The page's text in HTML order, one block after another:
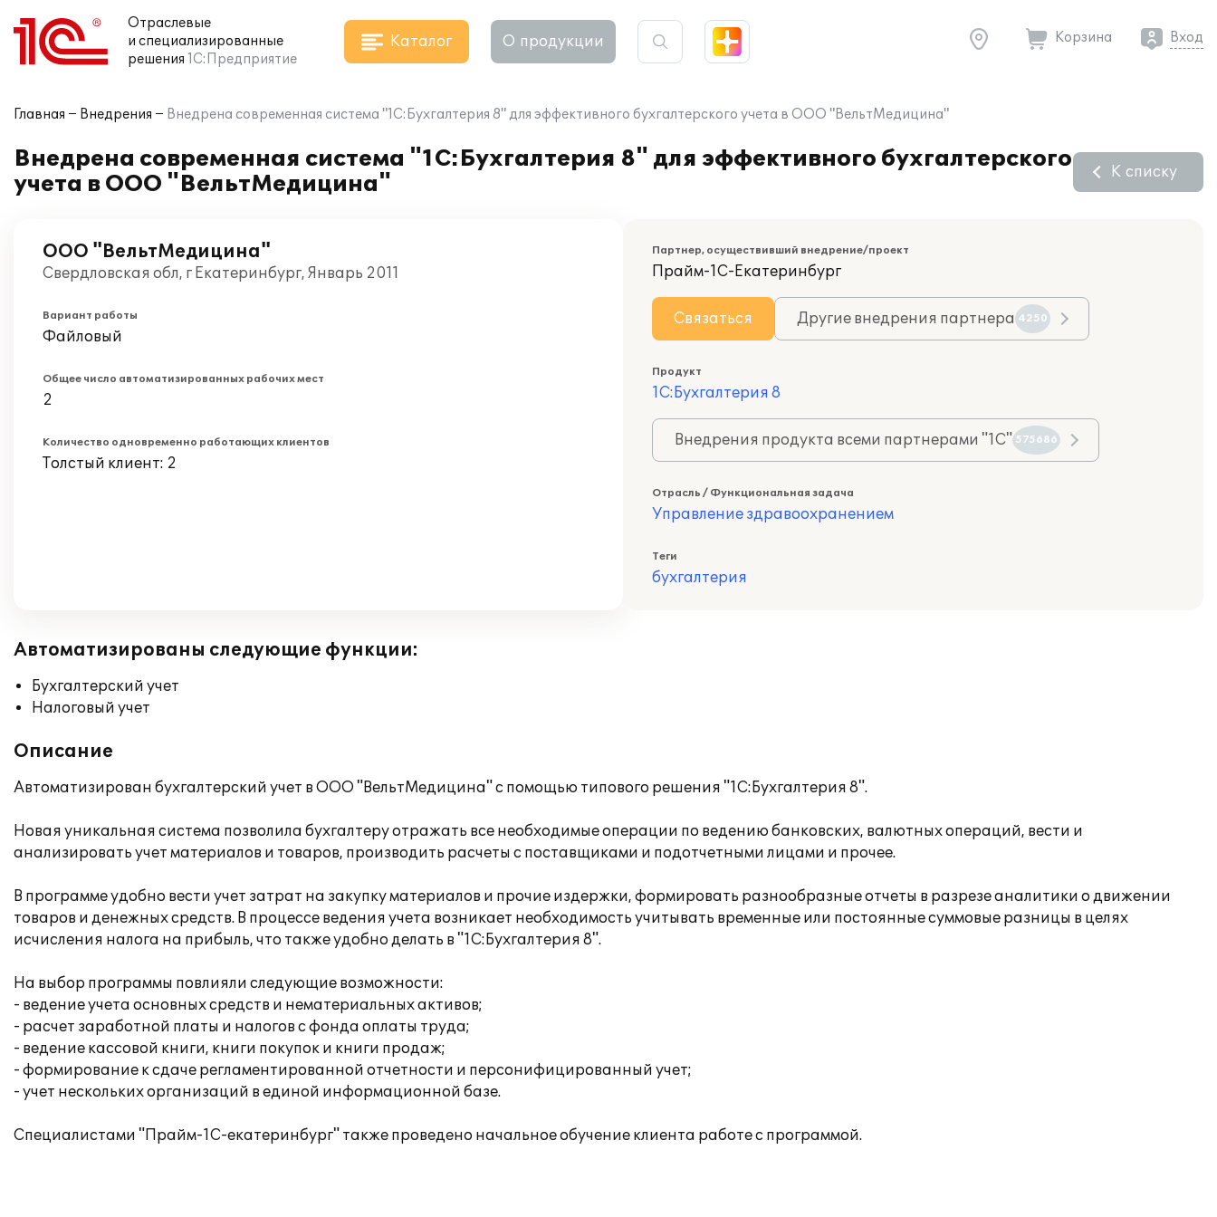
Отраслевые
и специализированные
решения 1С:Предприятие
Каталог О продукции Корзина Вход
Главная Внедрения Внедрена современная система "1С:Бухгалтерия 8" для эффективного бухгалтерского учета в ООО "ВельтМедицина"
Внедрена современная система "1С:Бухгалтерия 8" для эффективного бухгалтерского
учета в ООО "ВельтМедицина"
К списку
ООО "ВельтМедицина"
Свердловская обл, г Екатеринбург, Январь 2011
Вариант работы
Файловый
Общее число автоматизированных рабочих мест
2
Количество одновременно работающих клиентов
Толстый клиент: 2
Партнер, осуществивший внедрение/проект
Прайм-1С-Екатеринбург
Связаться Другие внедрения партнера 4250
Продукт
1С:Бухгалтерия 8
Внедрения продукта всеми партнерами "1С" 575686
Отрасль / Функциональная задача
Управление здравоохранением
Теги
бухгалтерия
Автоматизированы следующие функции:
Бухгалтерский учет
Налоговый учет
Описание
Автоматизирован бухгалтерский учет в ООО "ВельтМедицина" с помощью типового решения "1С:Бухгалтерия 8".
Новая уникальная система позволила бухгалтеру отражать все необходимые операции по ведению банковских, валютных операций, вести и
анализировать учет материалов и товаров, производить расчеты с поставщиками и подотчетными лицами и прочее.
В программе удобно вести учет затрат на закупку материалов и прочие издержки, формировать разнообразные отчеты в разрезе аналитики о движении
товаров и денежных средств. В процессе ведения учета возникает необходимость учитывать временные или постоянные суммовые разницы в целях
исчисления налога на прибыль, что также удобно делать в "1С:Бухгалтерия 8".
На выбор программы повлияли следующие возможности:
- ведение учета основных средств и нематериальных активов;
- расчет заработной платы и налогов с фонда оплаты труда;
- ведение кассовой книги, книги покупок и книги продаж;
- формирование к сдаче регламентированной отчетности и персонифицированный учет;
- учет нескольких организаций в единой информационной базе.
Специалистами "Прайм-1С-екатеринбург" также проведено начальное обучение клиента работе с программой.